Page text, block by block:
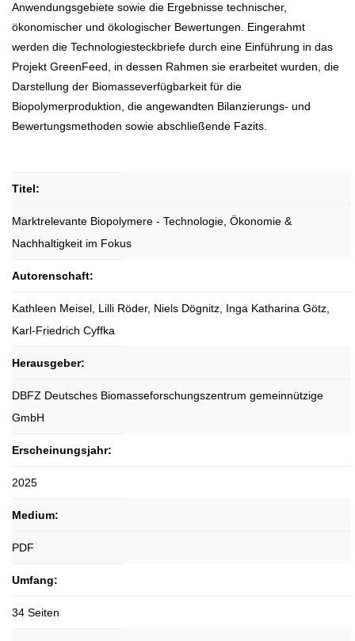
Anwendungsgebiete sowie die Ergebnisse technischer,
ökonomischer und ökologischer Bewertungen. Eingerahmt
werden die Technologiesteckbriefe durch eine Einführung in das
Projekt GreenFeed, in dessen Rahmen sie erarbeitet wurden, die
Darstellung der Biomasseverfügbarkeit für die
Biopolymerproduktion, die angewandten Bilanzierungs- und
Bewertungsmethoden sowie abschließende Fazits.
Titel:
Marktrelevante Biopolymere - Technologie, Ökonomie &
Nachhaltigkeit im Fokus
Autorenschaft:
Kathleen Meisel, Lilli Röder, Niels Dögnitz, Inga Katharina Götz,
Karl-Friedrich Cyffka
Herausgeber:
DBFZ Deutsches Biomasseforschungszentrum gemeinnützige
GmbH
Erscheinungsjahr:
2025
Medium:
PDF
Umfang:
34 Seiten